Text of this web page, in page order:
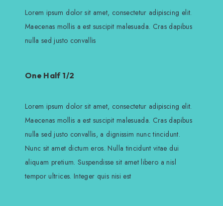
Lorem ipsum dolor sit amet, consectetur adipiscing elit.
Maecenas mollis a est suscipit malesuada. Cras dapibus
nulla sed justo convallis
One Half 1/2
Lorem ipsum dolor sit amet, consectetur adipiscing elit.
Maecenas mollis a est suscipit malesuada. Cras dapibus
nulla sed justo convallis, a dignissim nunc tincidunt.
Nunc sit amet dictum eros. Nulla tincidunt vitae dui
aliquam pretium. Suspendisse sit amet libero a nisl
tempor ultrices. Integer quis nisi est